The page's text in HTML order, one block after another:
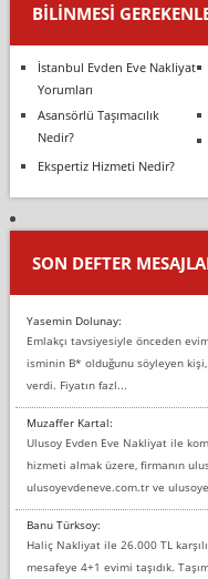
BILINMESI
İstanbul Evden Eve Nakliyat
Yorumları
Asansörlü Taşımacılık
Nedir?
Ekspertiz Hizmeti Nedir?
SON DEFTER
Yasemin Dolunay:
Emlakçı tavsiyesiyle önceden
isminin B* olduğunu söyleyen
verdi. Fiyatın fazl...
Muzaffer Kartal:
Ulusoy Evden Eve Nakliyat ile
hizmeti almak üzere, firmanın
ulusoyevdeneve.com.tr ve
Banu Türksoy:
Haliç Nakliyat ile 26.000 TL
mesafeye 4+1 evimi taşıdık.